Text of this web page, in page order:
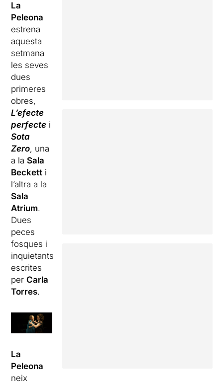
La
Peleona
estrena
aquesta
setmana
les seves
dues
primeres
obres,
L’efecte
perfecte i
Sota
Zero, una
a laSala
Beckett i
l’altra a la
Sala
Atrium.
Dues
peces
fosques i
inquietants
escrites
perCarla
Torres.
La
Peleona
neix